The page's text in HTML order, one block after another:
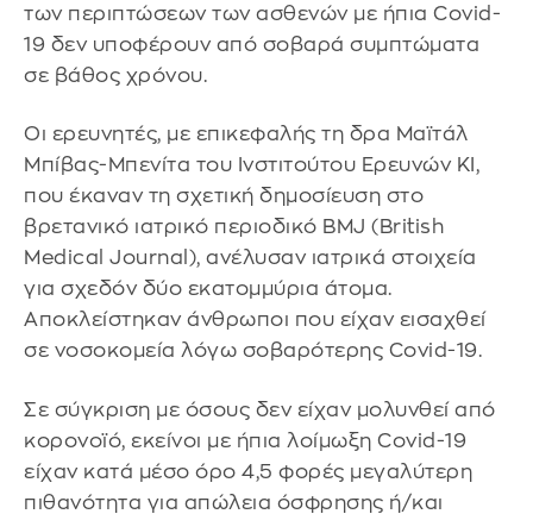
των περιπτώσεων των ασθενών με ήπια Covid-
19 δεν υποφέρουν από σοβαρά συμπτώματα
σε βάθος χρόνου.
Οι ερευνητές, με επικεφαλής τη δρα Μαϊτάλ
Μπίβας-Μπενίτα του Ινστιτούτου Ερευνών ΚΙ,
που έκαναν τη σχετική δημοσίευση στο
βρετανικό ιατρικό περιοδικό BMJ (British
Medical Journal), ανέλυσαν ιατρικά στοιχεία
για σχεδόν δύο εκατομμύρια άτομα.
Αποκλείστηκαν άνθρωποι που είχαν εισαχθεί
σε νοσοκομεία λόγω σοβαρότερης Covid-19.
Σε σύγκριση με όσους δεν είχαν μολυνθεί από
κορονοϊό, εκείνοι με ήπια λοίμωξη Covid-19
είχαν κατά μέσο όρο 4,5 φορές μεγαλύτερη
πιθανότητα για απώλεια όσφρησης ή/και